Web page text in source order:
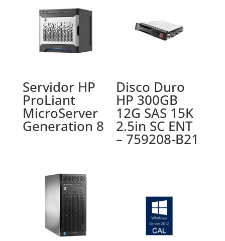
Servidor HP
ProLiant
MicroServer
Generation 8
Disco Duro
HP 300GB
12G SAS 15K
2.5in SC ENT
– 759208-B21